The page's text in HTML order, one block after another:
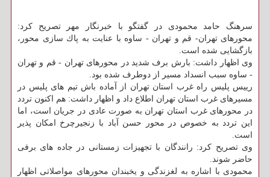
سرهنگ حامد محمودی در گفتگو با خبرنگار مهر تصریح كرد:
محورهای تهران- قم و تهران - ساوه با عنایت به پاك سازی محور،
بازگشایی شده است.
وی اظهار داشت: بارش برف شدید در محورهای تهران - قم و تهران
- ساوه سبب انسداد مسیر از دوطرف شده بود.
رییس پلیس راه غرب استان تهران از آماده باش تیم های پلیس در
مسیرهای غرب استان تهران اطلاع داد و اظهار داشت: هم اكنون تردد
در محورهای غرب استان تهران به صورت عادی در جریان است، اما
این تردد به خصوص در محور حسن آباد با زنجیرچرخ امكان پذیر
است.
وی تصریح كرد: رانندگان با تجهیزات زمستانی در جاده های برفی
حاضر شوند.
محمودی با اشاره به لغزندگی و یخبندان محورهای مواصلاتی اظهار